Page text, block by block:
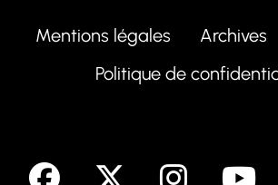
Mentions légales Archives
Politique de
facebook